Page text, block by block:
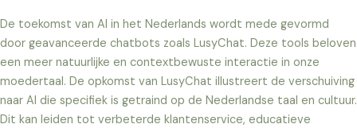
De toekomst van AI in het Nederlands wordt mede gevormd
door geavanceerde chatbots zoals LusyChat. Deze tools beloven
een meer natuurlijke en contextbewuste interactie in onze
moedertaal. De opkomst van LusyChat illustreert de verschuiving
naar AI die specifiek is getraind op de Nederlandse taal en cultuur.
Dit kan leiden tot verbeterde klantenservice, educatieve